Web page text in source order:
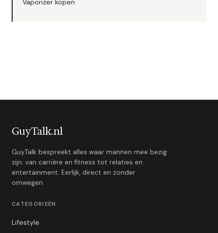
Vaporizer kopen
GuyTalk.nl
GuyTalk bespreekt alles waar mannen mee bezig
zijn: van carrière en fitness tot relaties en
entertainment. Eerlijk, direct en zonder
omwegen.
CATEGORIEËN
Lifestyle